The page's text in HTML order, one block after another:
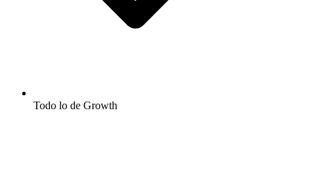
Todo lo de Growth